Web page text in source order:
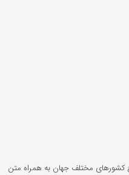
مختلف جهان به همراه متن